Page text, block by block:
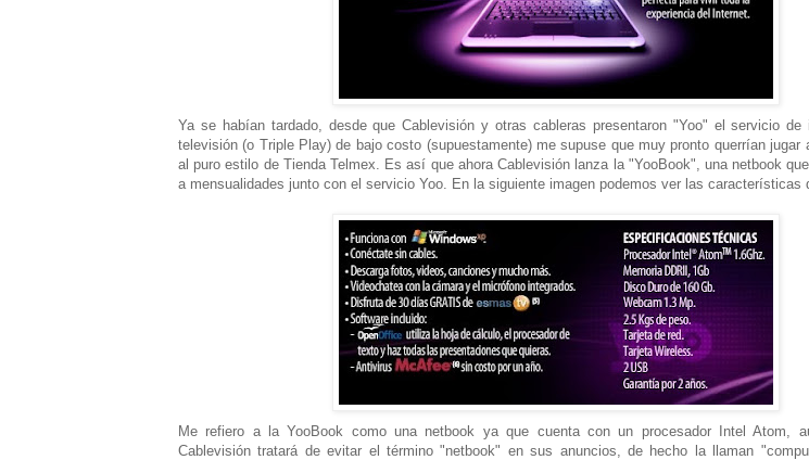
Ya se habían tardado, desde que Cablevisión y otras cableras presentaron "Yoo" el servicio
televisión (o Triple Play) de bajo costo (supuestamente) me supuse que muy pronto querrían jugar
al puro estilo de Tienda Telmex. Es así que ahora Cablevisión lanza la "YooBook", una netbook
a mensualidades junto con el servicio Yoo. En la siguiente imagen podemos ver las características
Me refiero a la YooBook como una netbook ya que cuenta con un procesador Intel Atom,
Cablevisión tratará de evitar el término "netbook" en sus anuncios, de hecho la llaman